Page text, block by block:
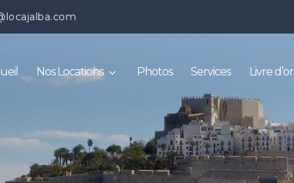
Nos Locations Photos Services Livre d’or